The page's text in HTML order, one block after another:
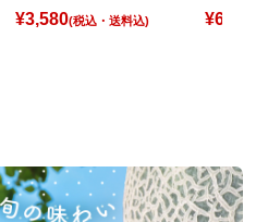
¥3,580(税込) ¥6,580